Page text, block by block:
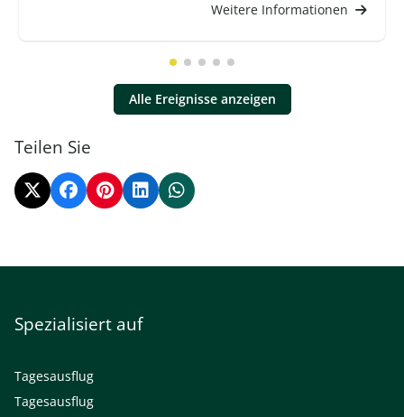
Weitere Informationen
Alle Ereignisse anzeigen
Teilen Sie
Spezialisiert auf
Tagesausflug
Tagesausflug